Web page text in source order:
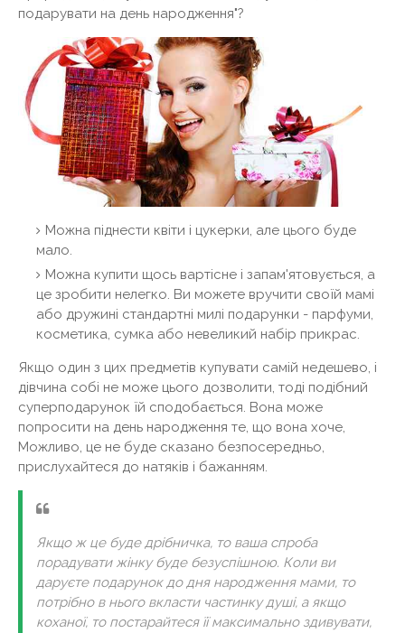
подарувати на день народження"?
Можна піднести квіти і цукерки, але цього буде
мало.
Можна купити щось вартісне і запам'ятовується, а
це зробити нелегко. Ви можете вручити своїй мамі
або дружині стандартні милі подарунки - парфуми,
косметика, сумка або невеликий набір прикрас.
Якщо один з цих предметів купувати самій недешево, і
дівчина собі не може цього дозволити, тоді подібний
суперподарунок їй сподобається. Вона може
попросити на день народження те, що вона хоче,
Можливо, це не буде сказано безпосередньо,
прислухайтеся до натяків і бажанням.
Якщо ж це буде дрібничка, то ваша спроба
порадувати жінку буде безуспішною. Коли ви
даруєте подарунок до дня народження мами, то
потрібно в нього вкласти частинку душі, а якщо
коханої, то постарайтеся її максимально здивувати,